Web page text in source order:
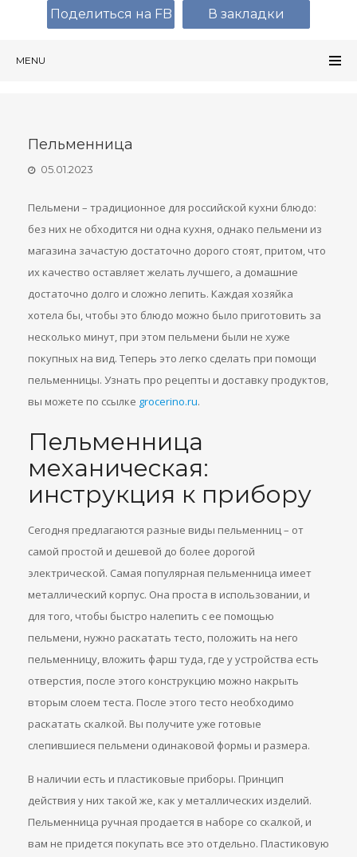
MENU
Пельменница
05.01.2023
Пельмени – традиционное для российской кухни блюдо:
без них не обходится ни одна кухня, однако пельмени из
магазина зачастую достаточно дорого стоят, притом, что
их качество оставляет желать лучшего, а домашние
достаточно долго и сложно лепить. Каждая хозяйка
хотела бы, чтобы это блюдо можно было приготовить за
несколько минут, при этом пельмени были не хуже
покупных на вид. Теперь это легко сделать при помощи
пельменницы. Узнать про рецепты и доставку продуктов,
вы можете по ссылке grocerino.ru.
Пельменница
механическая:
инструкция к прибору
Сегодня предлагаются разные виды пельменниц – от
самой простой и дешевой до более дорогой
электрической. Самая популярная пельменница имеет
металлический корпус. Она проста в использовании, и
для того, чтобы быстро налепить с ее помощью
пельмени, нужно раскатать тесто, положить на него
пельменницу, вложить фарш туда, где у устройства есть
отверстия, после этого конструкцию можно накрыть
вторым слоем теста. После этого тесто необходимо
раскатать скалкой. Вы получите уже готовые
слепившиеся пельмени одинаковой формы и размера.
В наличии есть и пластиковые приборы. Принцип
действия у них такой же, как у металлических изделий.
Пельменница ручная продается в наборе со скалкой, и
вам не придется покупать все это отдельно. Пластиковую
Поделиться на FB В закладки